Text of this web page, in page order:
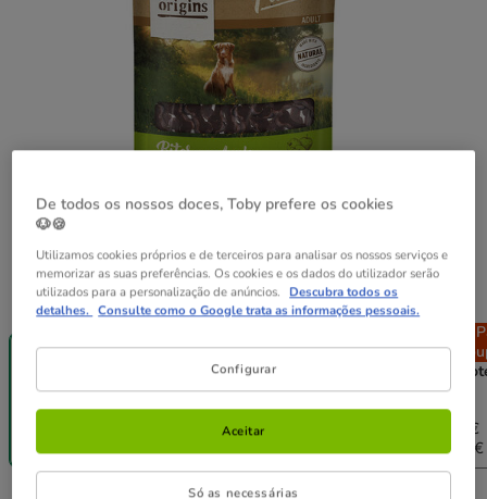
Peso:150 g
un.
(29.93€ / kg)
2 pacotes x
150 g
Poupança
8.98€
(29.03€ / kg)
150 g
Poupança
17.96€
(28.43€ / kg)
6
150 g
26.94€
24.78€
De todos os nossos doces, Toby prefere os cookies
🐶🍪
Utilizamos cookies próprios e de terceiros para analisar os nossos serviços e
memorizar as suas preferências. Os cookies e os dados do utilizador serão
utilizados para a personalização de anúncios. Descubra todos os
detalhes. Consulte como o Google trata as informações pessoais.
Configurar
Só as necessárias
Aceitar